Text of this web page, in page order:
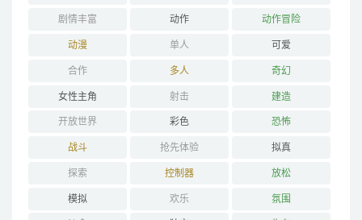
剧情丰富 动作 动作冒险
动漫 单人 可爱
合作 多人 奇幻
女性主角 射击 建造
开放世界 彩色 恐怖
战斗 抢先体验 拟真
探索 控制器 放松
模拟 欢乐 氛围